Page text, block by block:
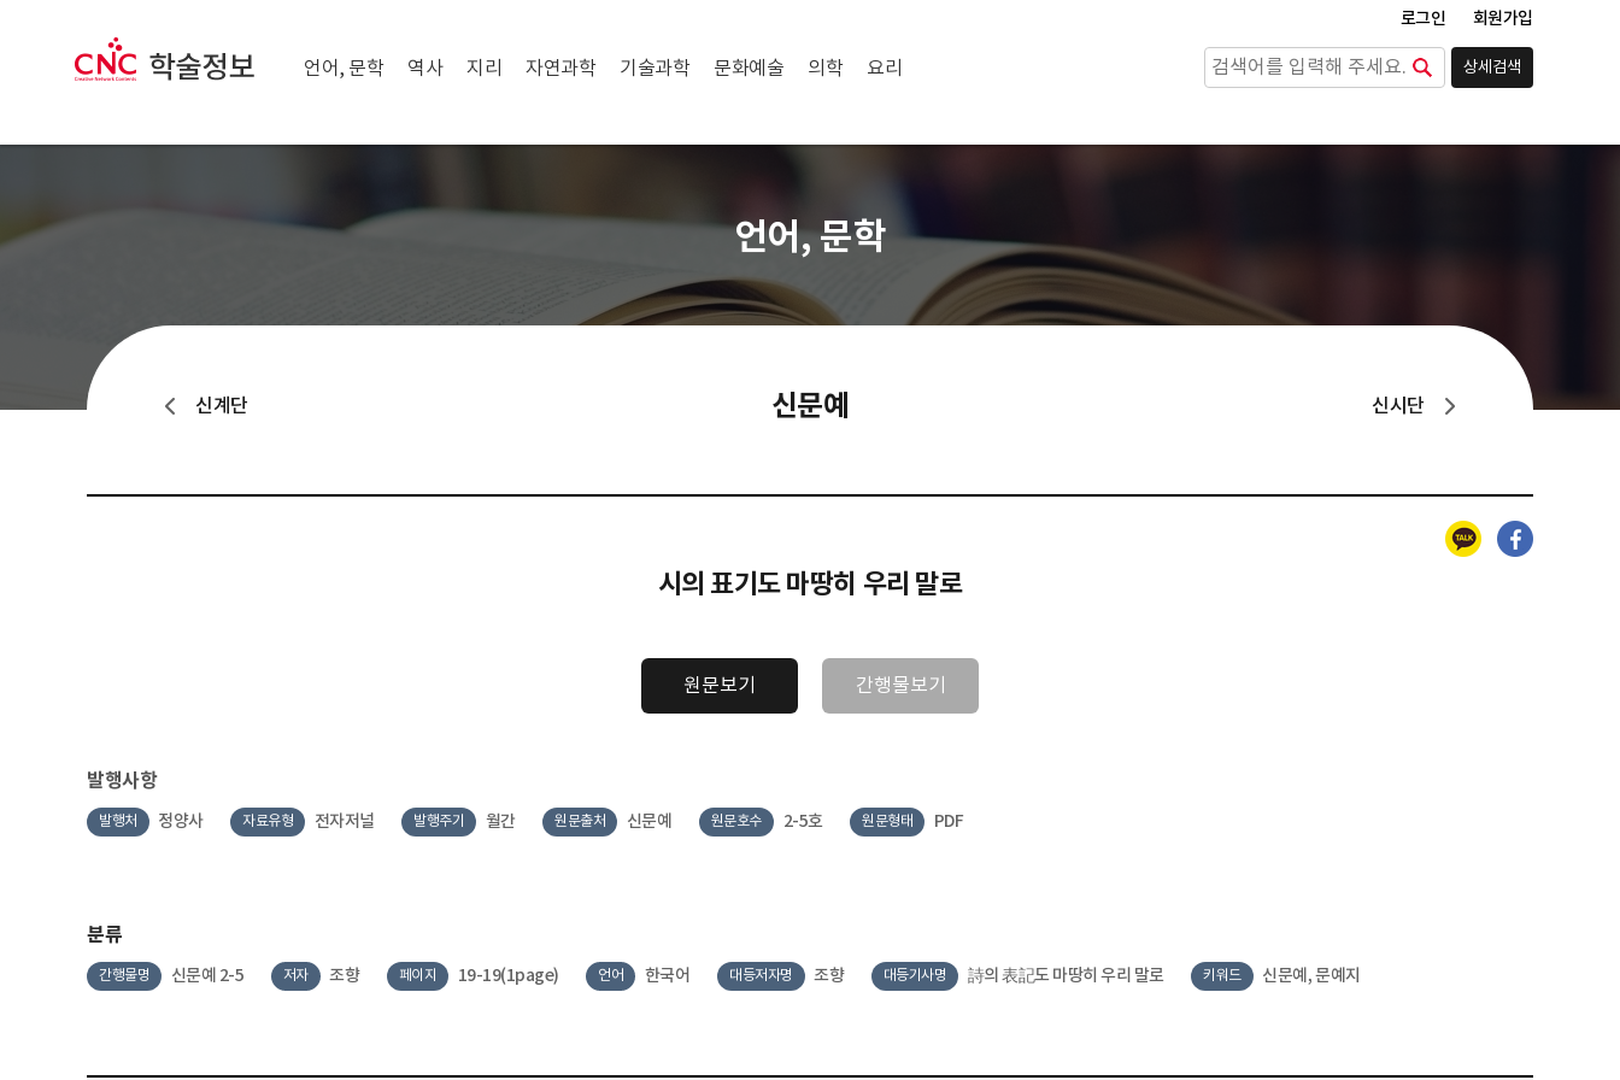
메뉴 열기
로그인 회원가입
언어, 문학 역사 지리 자연과학 기술과학 문화예술 의학 요리 검색 상세검색
언어, 문학
신문예
신계단 신시단
카카오톡 페이스북
시의 표기도 마땅히 우리 말로
원문보기 간행물보기
발행사항
발행처 정양사 자료유형 전자저널 발행주기 월간 원문출처 신문예 원문호수 2-5호 원문형태 PDF
분류
간행물명 신문예 2-5 저자 조향 페이지 19-19(1page) 언어 한국어 대등저자명 조향 대등기사명 詩의 表記도 마땅히 우리 말로 키워드 신문예, 문예지